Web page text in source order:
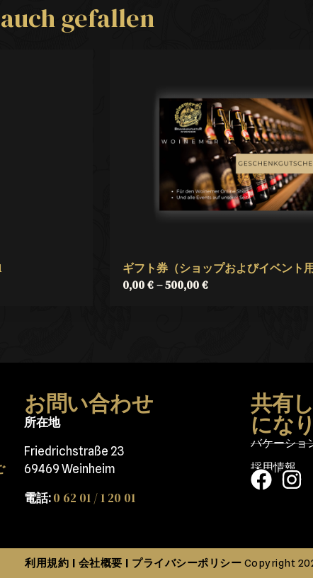
gefallen
ギフト券（ショップおよびイベント用
0,00€–500,00€
お問い合わせ
所在地
Friedrichstraße 23
69469 Weinheim
電話: 0 62 01 / 1 20 01
共有
にな
バケーショ
採用情報
利用規約 | 会社概要 | プライバシーポリシー Copyright